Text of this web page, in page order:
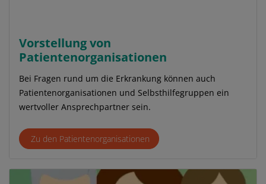
Vorstellung von
Patientenorganisationen
Bei Fragen rund um die Erkrankung können auch
Patientenorganisationen und Selbsthilfegruppen ein
wertvoller Ansprechpartner sein.
Zu den Patientenorganisationen